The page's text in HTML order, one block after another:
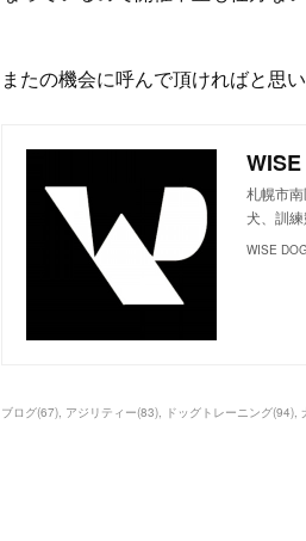
またの機会に呼んで頂ければと思い
札幌市
犬、訓
WISE
ブログ(67) アジリティー(83) ドッグトレーニング(94)